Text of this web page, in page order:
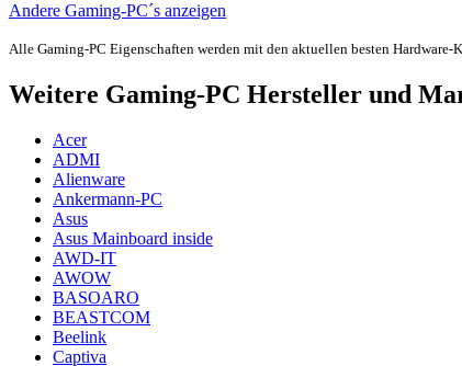
Andere Gaming-PC´s anzeigen
Alle Gaming-PC Eigenschaften werden mit den aktuellen besten Hardware-
Weitere Gaming-PC Hersteller und
Acer
ADMI
Alienware
Ankermann-PC
Asus
Asus Mainboard inside
AWD-IT
AWOW
BASOARO
BEASTCOM
Beelink
Captiva